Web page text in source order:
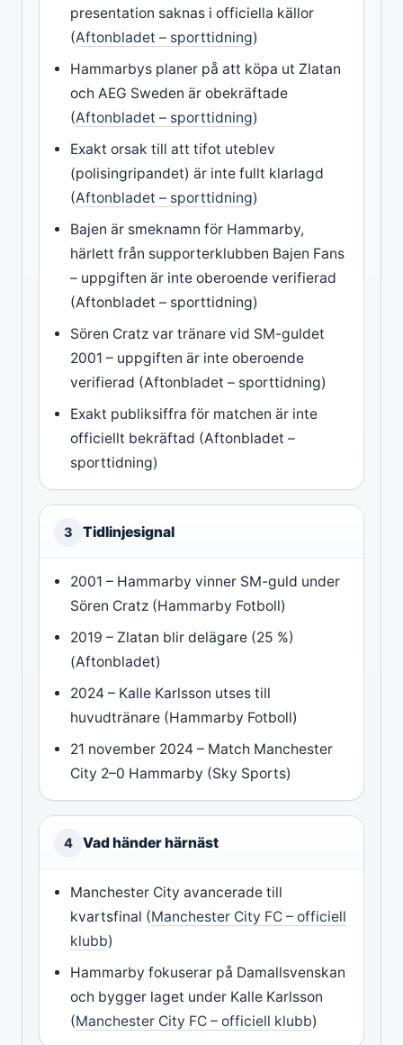
presentation saknas i officiella källor
(Aftonbladet – sporttidning)
Hammarbys planer på att köpa ut Zlatan
och AEG Sweden är obekräftade
(Aftonbladet – sporttidning)
Exakt orsak till att tifot uteblev
(polisingripandet) är inte fullt klarlagd
(Aftonbladet – sporttidning)
Bajen är smeknamn för Hammarby,
härlett från supporterklubben Bajen Fans
– uppgiften är inte oberoende verifierad
(Aftonbladet – sporttidning)
Sören Cratz var tränare vid SM-guldet
2001 – uppgiften är inte oberoende
verifierad (Aftonbladet – sporttidning)
Exakt publiksiffra för matchen är inte
officiellt bekräftad (Aftonbladet –
sporttidning)
3 Tidlinjesignal
2001 – Hammarby vinner SM-guld under
Sören Cratz (Hammarby Fotboll)
2019 – Zlatan blir delägare (25 %)
(Aftonbladet)
2024 – Kalle Karlsson utses till
huvudtränare (Hammarby Fotboll)
21 november 2024 – Match Manchester
City 2–0 Hammarby (Sky Sports)
4 Vad händer härnäst
Manchester City avancerade till
kvartsfinal (Manchester City FC – officiell
klubb)
Hammarby fokuserar på Damallsvenskan
och bygger laget under Kalle Karlsson
(Manchester City FC – officiell klubb)